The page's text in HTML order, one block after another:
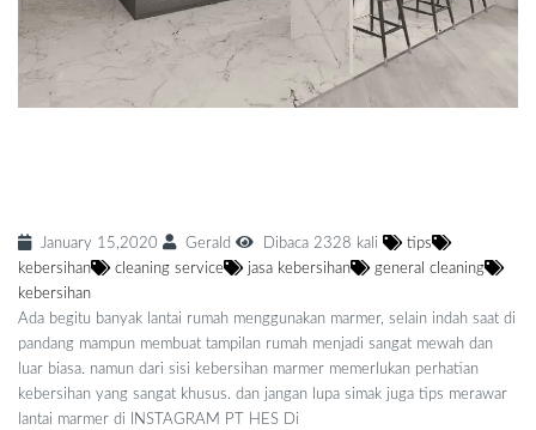
January 15,2020 Gerald Dibaca 2328 kali
tips
kebersihan
cleaning service jasa kebersihan
general cleaning
kebersihan
Ada begitu banyak lantai rumah menggunakan marmer, selain indah saat di
pandang mampun membuat tampilan rumah menjadi sangat mewah dan
luar biasa. namun dari sisi kebersihan marmer memerlukan perhatian
kebersihan yang sangat khusus. dan jangan lupa simak juga tips merawar
lantai marmer di INSTAGRAM PT HES Di